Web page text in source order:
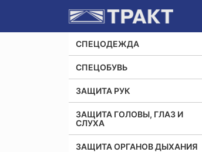
СПЕЦОДЕЖДА
СПЕЦОБУВЬ
ЗАЩИТА РУК
ЗАЩИТА ГОЛОВЫ, ГЛАЗ И
СЛУХА
ЗАЩИТА ОРГАНОВ ДЫХАНИЯ